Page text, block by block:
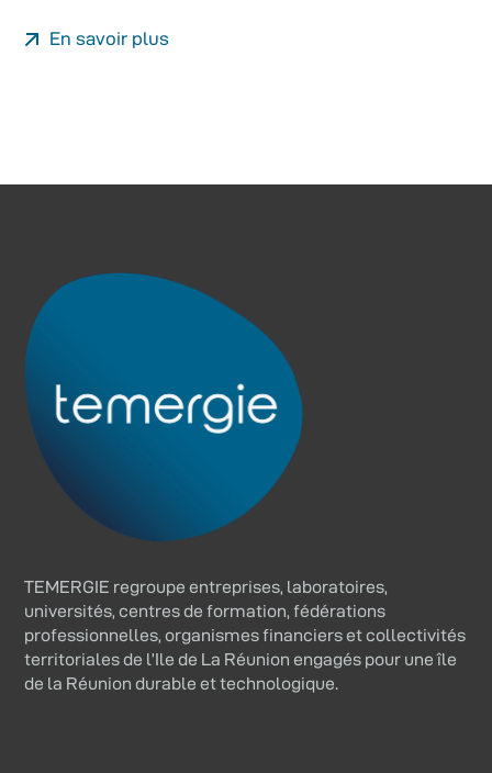
En savoir plus
TEMERGIE regroupe entreprises, laboratoires,
universités, centres de formation, fédérations
professionnelles, organismes financiers et collectivités
territoriales de l’Ile de La Réunion engagés pour une île
de la Réunion durable et technologique.